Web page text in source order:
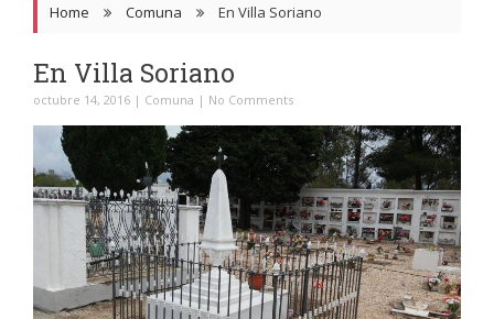
Home Comuna En Villa Soriano
En Villa Soriano
octubre 14, 2016 | Comuna | No Comments